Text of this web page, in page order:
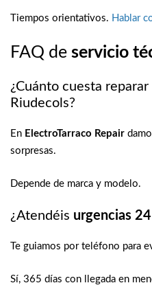
Tiempos orientativos. Hablar
FAQ de servicio
¿Cuánto cuesta
Riudecols?
En ElectroTarraco Repair
sorpresas.
Depende de marca y modelo.
¿Atendéis urgencias
Te guiamos por teléfono para
Sí, 365 días con llegada en